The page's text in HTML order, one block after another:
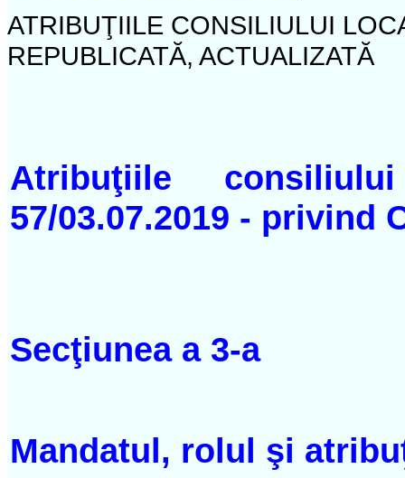
ATRIBUŢIILE CONSILIULUI
REPUBLICATĂ, ACTUALIZATĂ
Atribuţiile
57/03.07.2019 - privind
Secţiunea a 3-a
Mandatul, rolul şi